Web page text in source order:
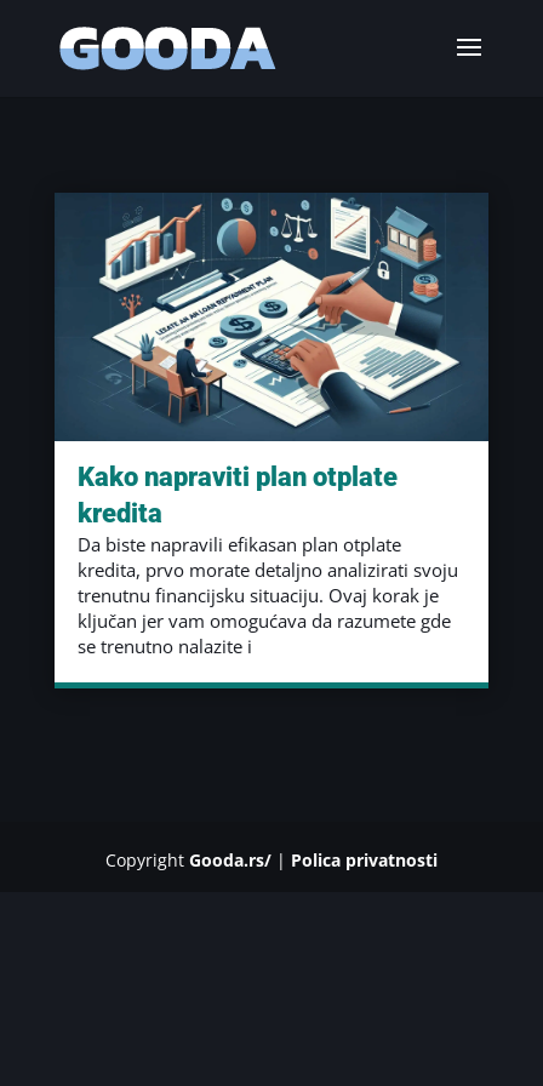
Kako napraviti plan otplate
kredita
Da biste napravili efikasan plan otplate
kredita, prvo morate detaljno analizirati svoju
trenutnu financijsku situaciju. Ovaj korak je
ključan jer vam omogućava da razumete gde
se trenutno nalazite i
Copyright Gooda.rs/| Polica privatnosti